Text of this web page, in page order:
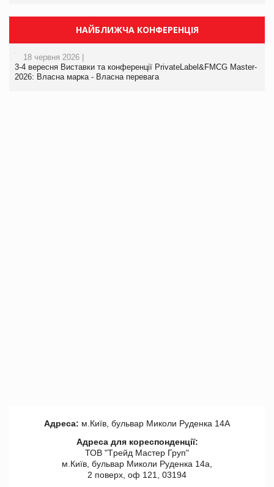
НАЙБЛИЖЧА КОНФЕРЕНЦІЯ
18 червня 2026 |
3-4 вересня Виставки та конференції PrivateLabel&FMCG Master-
2026: Власна марка - Власна перевага
Адреса: м.Київ, бульвар Миколи Руденка 14А
Адреса для кореспонденції:
ТОВ "Tрейд Мастер Груп"
м.Київ, бульвар Миколи Руденка 14а,
2 поверх, оф 121, 03194